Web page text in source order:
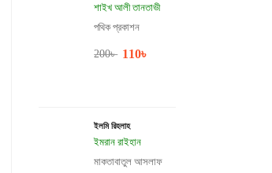
শাইখ আলী তানতাভী
পথিক প্রকাশন
200৳ 110৳
ইলমি রিহলাহ
ইমরান রাইহান
মাকতাবাতুল আসলাফ